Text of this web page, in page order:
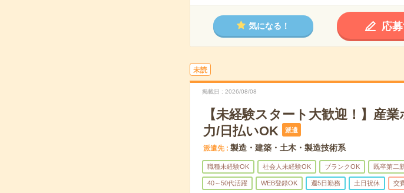
気になる！ 応
未読
掲載日 2026/08/08
【未経験スタート大歓迎！】産
力/日払いOK
派遣
派遣先 製造・建築・土木・製造技術系
職種未経験OK 社会人未経験OK ブランクOK 既卒第二
40～50代活躍 WEB登録OK 週5日勤務 土日祝休 交